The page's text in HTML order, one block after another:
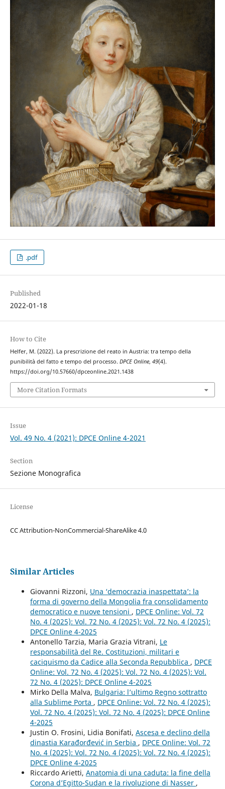
.pdf
Published
2022-01-18
How to Cite
Helfer, M. (2022). La prescrizione del reato in Austria: tra tempo della
punibilità del fatto e tempo del processo. DPCE Online, 49(4).
https://doi.org/10.57660/dpceonline.2021.1438
More Citation Formats
Issue
Vol. 49 No. 4 (2021): DPCE Online 4-2021
Section
Sezione Monografica
License
CC Attribution-NonCommercial-ShareAlike 4.0
Similar Articles
Giovanni Rizzoni, Una ‘democrazia inaspettata’: la
forma di governo della Mongolia fra consolidamento
democratico e nuove tensioni , DPCE Online: Vol. 72
No. 4 (2025): Vol. 72 No. 4 (2025): Vol. 72 No. 4 (2025):
DPCE Online 4-2025
Antonello Tarzia, Maria Grazia Vitrani, Le
responsabilità del Re. Costituzioni, militari e
caciquismo da Cadice alla Seconda Repubblica , DPCE
Online: Vol. 72 No. 4 (2025): Vol. 72 No. 4 (2025): Vol.
72 No. 4 (2025): DPCE Online 4-2025
Mirko Della Malva, Bulgaria: l’ultimo Regno sottratto
alla Sublime Porta , DPCE Online: Vol. 72 No. 4 (2025):
Vol. 72 No. 4 (2025): Vol. 72 No. 4 (2025): DPCE Online
4-2025
Justin O. Frosini, Lidia Bonifati, Ascesa e declino della
dinastia Karađorđević in Serbia , DPCE Online: Vol. 72
No. 4 (2025): Vol. 72 No. 4 (2025): Vol. 72 No. 4 (2025):
DPCE Online 4-2025
Riccardo Arietti, Anatomia di una caduta: la fine della
Corona d’Egitto-Sudan e la rivoluzione di Nasser ,